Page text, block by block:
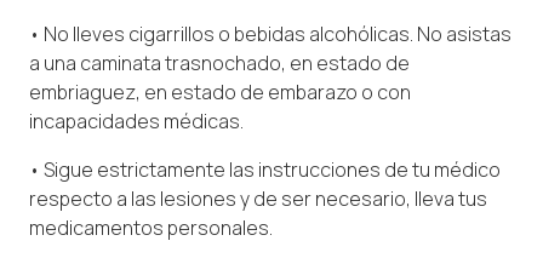
• No lleves cigarrillos o bebidas alcohólicas. No asistas
a una caminata trasnochado, en estado de
embriaguez, en estado de embarazo o con
incapacidades médicas.
• Sigue estrictamente las instrucciones de tu médico
respecto a las lesiones y de ser necesario, lleva tus
medicamentos personales.